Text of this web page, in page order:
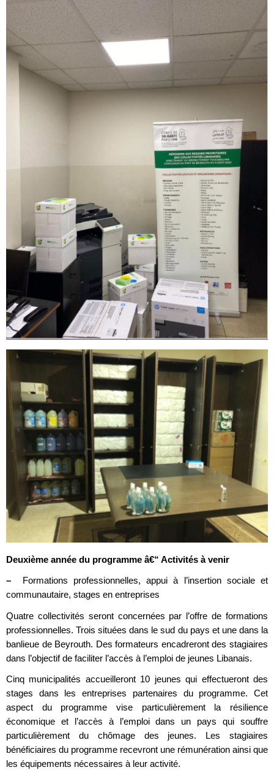
Deuxième année du programme â€“ Activités à venir
– Formations professionnelles, appui à l’insertion sociale et
communautaire, stages en entreprises
Quatre collectivités seront concernées par l’offre de formations
professionnelles. Trois situées dans le sud du pays et une dans la
banlieue de Beyrouth. Des formateurs encadreront des stagiaires
dans l’objectif de faciliter l’accès à l’emploi de jeunes Libanais.
Cinq municipalités accueilleront 10 jeunes qui effectueront des
stages dans les entreprises partenaires du programme. Cet
aspect du programme vise particulièrement la résilience
économique et l’accès à l’emploi dans un pays qui souffre
particulièrement du chômage des jeunes. Les stagiaires
bénéficiaires du programme recevront une rémunération ainsi que
les équipements nécessaires à leur activité.